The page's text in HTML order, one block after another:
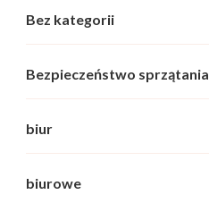
Bez kategorii
Bezpieczeństwo sprzątania
biur
biurowe